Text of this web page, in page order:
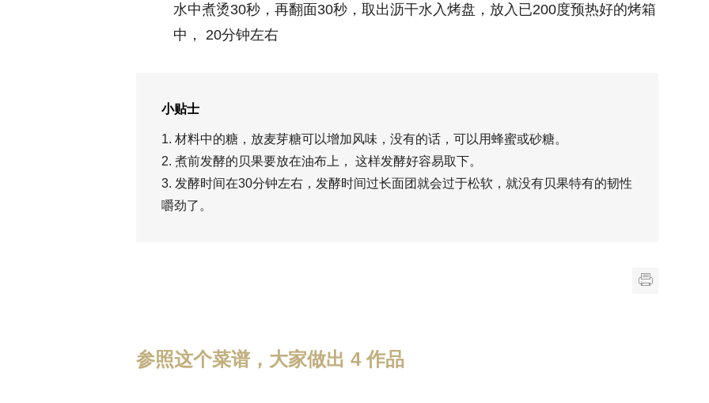
水中煮烫30秒，再翻面30秒，取出沥干水入烤盘，放入已200度预热好的烤箱
中， 20分钟左右
小贴士
1. 材料中的糖，放麦芽糖可以增加风味，没有的话，可以用蜂蜜或砂糖。
2. 煮前发酵的贝果要放在油布上， 这样发酵好容易取下。
3. 发酵时间在30分钟左右，发酵时间过长面团就会过于松软，就没有贝果特有的韧性
嚼劲了。
参照这个菜谱，大家做出 4 作品